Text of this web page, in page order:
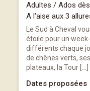
Adultes / Ados
A l'aise aux 3
Le Sud à Cheval
étoile pour un
différents chaque
de chênes verts,
plateaux, la Tour […]
Dates proposées